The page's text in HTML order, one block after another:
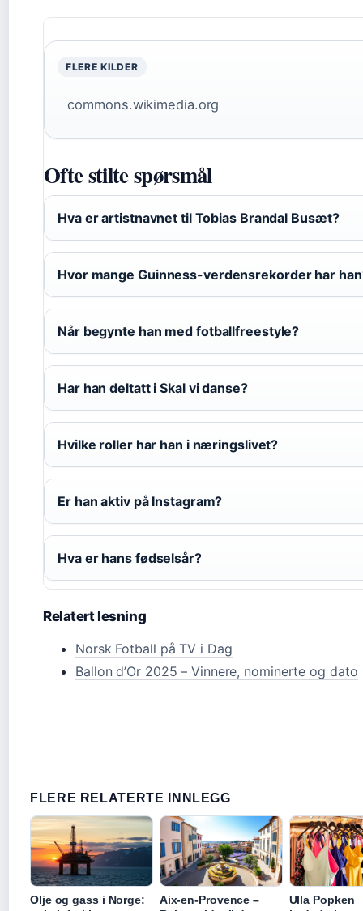
FLERE KILDER
commons.wikimedia.org
Ofte stilte spørsmål
Hva er artistnavnet til Tobias Brandal Busæt?
Hvor mange Guinness-verdensrekorder har
Når begynte han med fotballfreestyle?
Har han deltatt i Skal vi danse?
Hvilke roller har han i næringslivet?
Er han aktiv på Instagram?
Hva er hans fødselsår?
Relatert lesning
Norsk Fotball på TV i Dag
Ballon d’Or 2025 – Vinnere, nominerte og dato
FLERE RELATERTE INNLEGG
Olje og gass i Norge:
Aix-en-Provence –
Ulla Popken